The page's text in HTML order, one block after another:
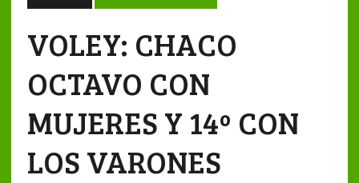
VOLEY: CHACO
OCTAVO CON
MUJERES Y 14º CON
LOS VARONES